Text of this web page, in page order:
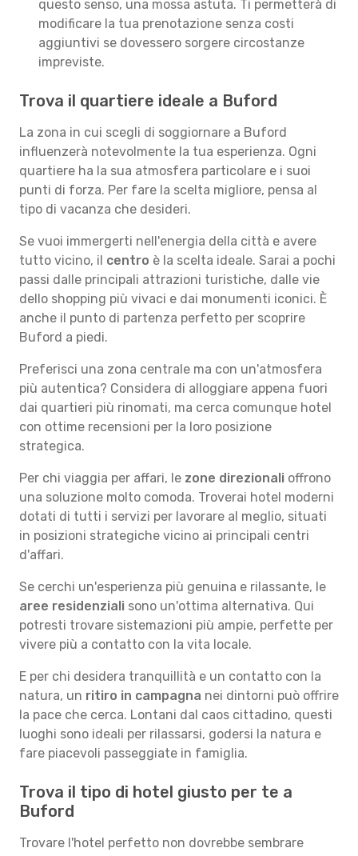
questo senso, una mossa astuta. Ti permetterà di
modificare la tua prenotazione senza costi
aggiuntivi se dovessero sorgere circostanze
impreviste.
Trova il quartiere ideale a Buford
La zona in cui scegli di soggiornare a Buford
influenzerà notevolmente la tua esperienza. Ogni
quartiere ha la sua atmosfera particolare e i suoi
punti di forza. Per fare la scelta migliore, pensa al
tipo di vacanza che desideri.
Se vuoi immergerti nell'energia della città e avere
tutto vicino, il centro è la scelta ideale. Sarai a pochi
passi dalle principali attrazioni turistiche, dalle vie
dello shopping più vivaci e dai monumenti iconici. È
anche il punto di partenza perfetto per scoprire
Buford a piedi.
Preferisci una zona centrale ma con un'atmosfera
più autentica? Considera di alloggiare appena fuori
dai quartieri più rinomati, ma cerca comunque hotel
con ottime recensioni per la loro posizione
strategica.
Per chi viaggia per affari, le zone direzionali offrono
una soluzione molto comoda. Troverai hotel moderni
dotati di tutti i servizi per lavorare al meglio, situati
in posizioni strategiche vicino ai principali centri
d'affari.
Se cerchi un'esperienza più genuina e rilassante, le
aree residenziali sono un'ottima alternativa. Qui
potresti trovare sistemazioni più ampie, perfette per
vivere più a contatto con la vita locale.
E per chi desidera tranquillità e un contatto con la
natura, un ritiro in campagna nei dintorni può offrire
la pace che cerca. Lontani dal caos cittadino, questi
luoghi sono ideali per rilassarsi, godersi la natura e
fare piacevoli passeggiate in famiglia.
Trova il tipo di hotel giusto per te a
Buford
Trovare l'hotel perfetto non dovrebbe sembrare